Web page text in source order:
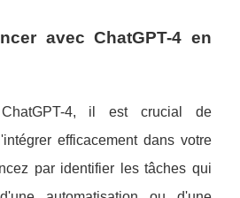
avec ChatGPT-4 en
4, il est crucial de
efficacement dans votre
par identifier les tâches qui